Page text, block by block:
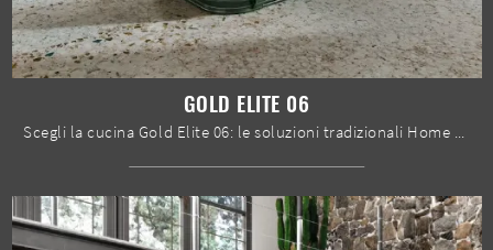
GOLD ELITE 06
Scegli la cucina Gold Elite 06: le soluzioni tradizionali Home Cucine in legno sono garanzia di qualità, stile e design.